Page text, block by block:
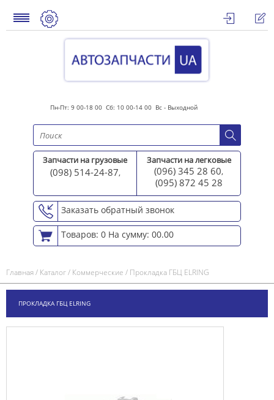
Пн-Пт: 9 00-18 00 Сб: 10 00-14 00 Вс - Выходной
Запчасти на грузовые
(098) 514-24-87,
Запчасти на легковые
(096) 345 28 60,
(095) 872 45 28
Заказать обратный звонок
Товаров: 0 На сумму: 00.00
Главная/ Каталог/ Коммерческие / Прокладка ГБЦ ELRING
ПРОКЛАДКА ГБЦ ELRING